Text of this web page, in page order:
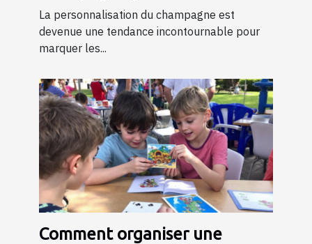
spéciales ?
La personnalisation du champagne est
devenue une tendance incontournable pour
marquer les...
Comment organiser une